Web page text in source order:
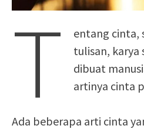
T
entang cinta,
tulisan, karya
dibuat
artinya cinta
Ada beberapa arti cinta